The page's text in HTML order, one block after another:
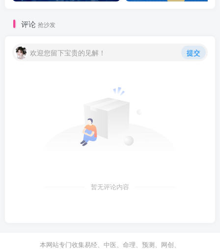
评论 抢沙发
欢迎您留下宝贵的见解！ 提交
暂无评论内容
本网站专门收集易经、中医、命理、预测、网创、